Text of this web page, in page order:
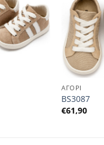
ΑΓΟΡΙ
BS3087
€61,90